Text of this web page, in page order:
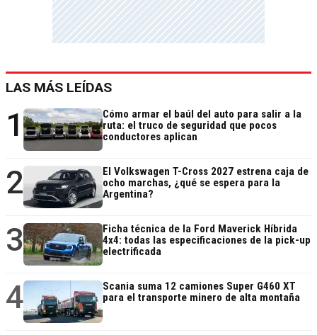
LAS MÁS LEÍDAS
1
Cómo armar el baúl del auto para salir a la
ruta: el truco de seguridad que pocos
conductores aplican
2
El Volkswagen T-Cross 2027 estrena caja de
ocho marchas, ¿qué se espera para la
Argentina?
3
Ficha técnica de la Ford Maverick Híbrida
4x4: todas las especificaciones de la pick-up
electrificada
4
Scania suma 12 camiones Super G460 XT
para el transporte minero de alta montaña